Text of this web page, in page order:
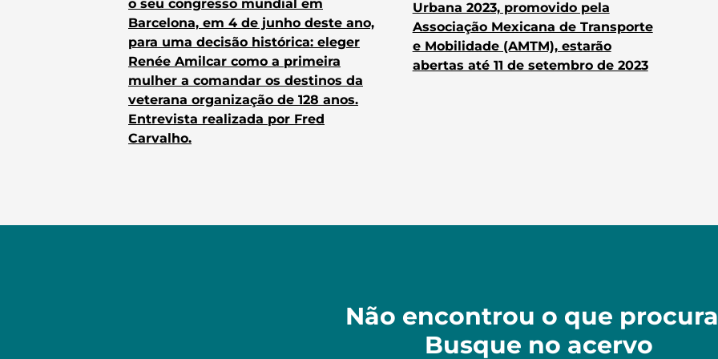
o seu congresso mundial em
Barcelona, em 4 de junho deste ano,
para uma decisão histórica: eleger
Renée Amilcar como a primeira
mulher a comandar os destinos da
veterana organização de 128 anos.
Entrevista realizada por Fred
Carvalho.
Urbana 2023, promovido pela
Associação Mexicana de Transporte
e Mobilidade (AMTM), estarão
abertas até 11 de setembro de 2023
Não encontrou o que
Busque no acervo